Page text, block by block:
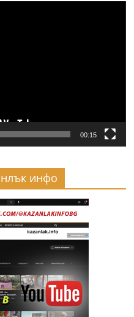
00:15
инфо